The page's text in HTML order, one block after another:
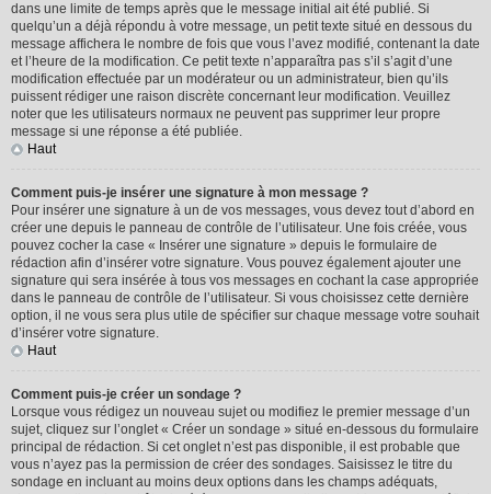
dans une limite de temps après que le message initial ait été publié. Si
quelqu’un a déjà répondu à votre message, un petit texte situé en dessous du
message affichera le nombre de fois que vous l’avez modifié, contenant la date
et l’heure de la modification. Ce petit texte n’apparaîtra pas s’il s’agit d’une
modification effectuée par un modérateur ou un administrateur, bien qu’ils
puissent rédiger une raison discrète concernant leur modification. Veuillez
noter que les utilisateurs normaux ne peuvent pas supprimer leur propre
message si une réponse a été publiée.
Haut
Comment puis-je insérer une signature à mon message ?
Pour insérer une signature à un de vos messages, vous devez tout d’abord en
créer une depuis le panneau de contrôle de l’utilisateur. Une fois créée, vous
pouvez cocher la case « Insérer une signature » depuis le formulaire de
rédaction afin d’insérer votre signature. Vous pouvez également ajouter une
signature qui sera insérée à tous vos messages en cochant la case appropriée
dans le panneau de contrôle de l’utilisateur. Si vous choisissez cette dernière
option, il ne vous sera plus utile de spécifier sur chaque message votre souhait
d’insérer votre signature.
Haut
Comment puis-je créer un sondage ?
Lorsque vous rédigez un nouveau sujet ou modifiez le premier message d’un
sujet, cliquez sur l’onglet « Créer un sondage » situé en-dessous du formulaire
principal de rédaction. Si cet onglet n’est pas disponible, il est probable que
vous n’ayez pas la permission de créer des sondages. Saisissez le titre du
sondage en incluant au moins deux options dans les champs adéquats,